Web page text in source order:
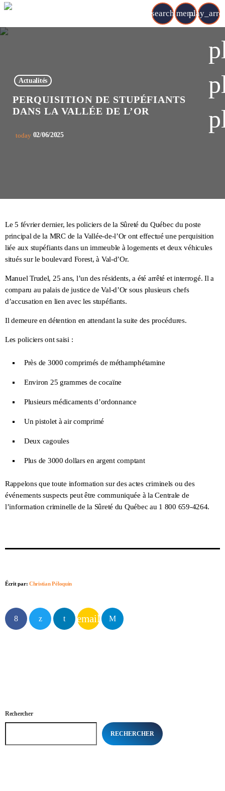
search menu
Actualités
PERQUISITION DE STUPÉFIANTS
DANS LA VALLÉE DE L’OR
today 02/06/2025
Le 5 février dernier, les policiers de la Sûreté du Québec du poste
principal de la MRC de la Vallée-de-l’Or ont effectué une perquisition
liée aux stupéfiants dans un immeuble à logements et deux véhicules
situés sur le boulevard Forest, à Val-d’Or.
Manuel Trudel, 25 ans, l’un des résidents, a été arrêté et interrogé. Il a
comparu au palais de justice de Val-d’Or sous plusieurs chefs
d’accusation en lien avec les stupéfiants.
Il demeure en détention en attendant la suite des procédures.
Les policiers ont saisi :
Près de 3000 comprimés de méthamphétamine
Environ 25 grammes de cocaïne
Plusieurs médicaments d’ordonnance
Un pistolet à air comprimé
Deux cagoules
Plus de 3000 dollars en argent comptant
Rappelons que toute information sur des actes criminels ou des
événements suspects peut être communiquée à la Centrale de
l’information criminelle de la Sûreté du Québec au 1 800 659-4264.
Écrit par:Christian Péloquin
email
Rechercher
RECHERCHER